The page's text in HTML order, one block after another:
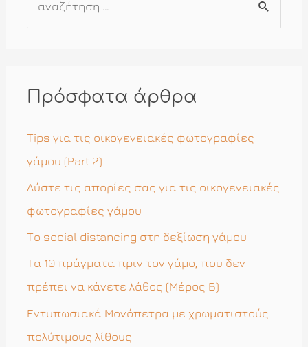
ή
η
σ
η
γ
Πρόσφατα άρθρα
Tips για τις οικογενειακές φωτογραφίες
γάμου (Part 2)
Λύστε τις απορίες σας για τις οικογενειακές
φωτογραφίες γάμου
Το social distancing στη δεξίωση γάμου
Τα 10 πράγματα πριν τον γάμο, που δεν
πρέπει να κάνετε λάθος (Μέρος Β)
Εντυπωσιακά Μονόπετρα με χρωματιστούς
πολύτιμους λίθους